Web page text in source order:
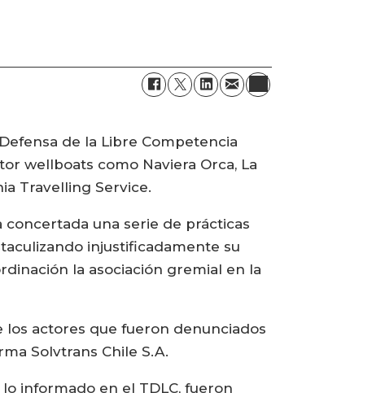
de la Libre Competencia
wellboats como Naviera Orca, La
Travelling Service.
concertada una serie de prácticas
injustificadamente su
la asociación gremial en la
los actores que fueron denunciados
Solvtrans Chile S.A.
informado en el TDLC, fueron